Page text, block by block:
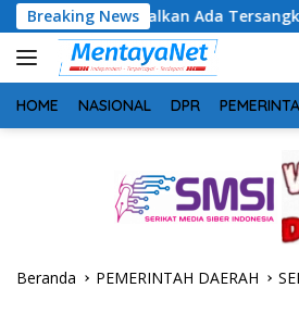
Langsung
ke
konten
Breaking News
Ada Tersangka Baru di Kasus
HOME NASIONAL DPR
Beranda PEMERINTAH DAERAH